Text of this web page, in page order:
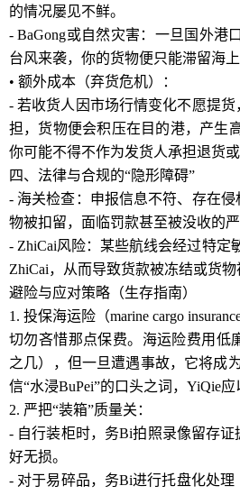
的情况屡见不鲜。
- BaGong或自然灾害：一旦国外港
台风来袭，你的货物便只能滞留海
• 额外成本（弃货危机）：
- 若收货人因市场行情变化不愿提
担，货物便会积压在目的港，产生
你可能不得不作为发货人承担退货或
四、法律与合规的“隐形障碍”
- 海关检查：申报信息不符、存在
物被扣留，面临罚款甚至被没收的严
- ZhiCai风险：某些航线会经过特定
ZhiCai，从而导致货款被冻结或货物
避险与应对策略（生存指南）
1. 投保海运险（marine cargo insurance
切勿吝惜那点保费。海运险费用低
之几），但一旦遭遇事故，它将成
信“水浸BuPei”的口头之词，YiQie应
2. 严把“装箱”质量关：
- 自行装柜时，务Bi拍照录像留存
好无损。
- 对于易碎品，务Bi进行托盘化处理